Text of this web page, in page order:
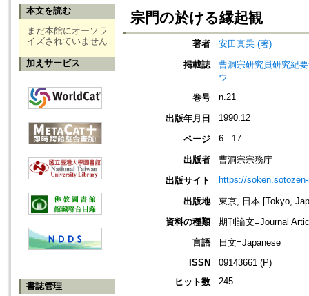
本文を読む
まだ本館にオーソラ
イズされていません
加えサービス
書誌管理
宗門の於ける縁起観
著者
安田真乗 (著)
掲載誌
曹洞宗研究員研究紀
ウ
巻号
n.21
出版年月日 1990.12
ページ 6 - 17
出版者
曹洞宗宗務庁
出版サイト
https://
出版地
東京, 日本 [Tokyo,
資料の種類
期刊論文=Journal
言語
日文=Japanese
ISSN
09143661 (P)
ヒット数
245